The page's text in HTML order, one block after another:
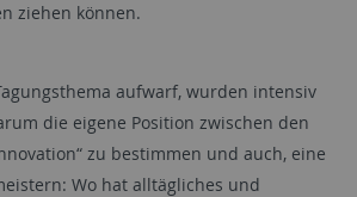
ziehen können.
aufwarf, wurden intensiv
die eigene Position zwischen den
zu bestimmen und auch, eine
Wo hat alltägliches und